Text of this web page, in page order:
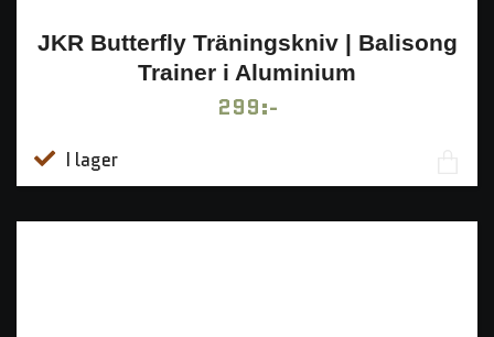
JKR Butterfly Träningskniv | Balisong
Trainer i Aluminium
299:-
I lager